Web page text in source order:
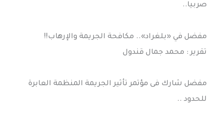
صربيا..
مفضل في «بلغراد».. مكافحة الجريمة والإرهاب!!
تقرير : محمد جمال قندول
مفضل شارك فى مؤتمر تأثير الجريمة المنظمة العابرة
للحدود ..